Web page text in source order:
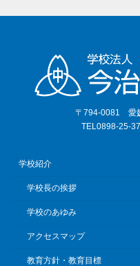
〒794-0081 愛
TEL0898-25-
学校紹介
学校長の挨拶
学校のあゆみ
アクセスマップ
教育方針・教育目標